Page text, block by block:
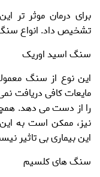
برای درمان موثر تر
تشخیص داد. انواع سنگ
سنگ اسید اوریک
این نوع از سنگ
مایعات کافی دریافت
را از دست می دهد.
نیز، ممکن است به این
این بیماری بی تاثیر
سنگ های کلسیم